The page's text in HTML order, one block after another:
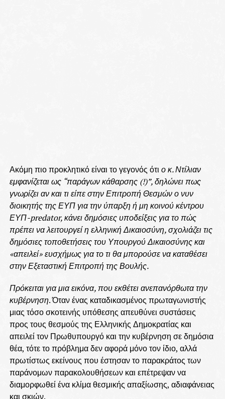
Ακόμη πιο προκλητικό είναι το γεγονός ότι ο κ. Ντίλιαν
εμφανίζεται ως “παράγων κάθαρσης (!)”, δηλώνει πως
γνωρίζει αν και τι είπε στην Επιτροπή Θεσμών ο νυν
διοικητής της ΕΥΠ για την ύπαρξη ή μη κοινού κέντρου
ΕΥΠ-predator, κάνει δημόσιες υποδείξεις για το πώς
πρέπει να λειτουργεί η ελληνική Δικαιοσύνη, σχολιάζει τις
δημόσιες τοποθετήσεις του Υπουργού Δικαιοσύνης και
«απειλεί» ευσχήμως για το τι θα μπορούσε να καταθέσει
στην Εξεταστική Επιτροπή της Βουλής.
Πρόκειται για μια εικόνα, που εκθέτει ανεπανόρθωτα την
κυβέρνηση. Όταν ένας καταδικασμένος πρωταγωνιστής
μιας τόσο σκοτεινής υπόθεσης απευθύνει συστάσεις
προς τους θεσμούς της Ελληνικής Δημοκρατίας και
απειλεί τον Πρωθυπουργό και την κυβέρνηση σε δημόσια
θέα, τότε το πρόβλημα δεν αφορά μόνο τον ίδιο, αλλά
πρωτίστως εκείνους που έστησαν το παρακράτος των
παράνομων παρακολουθήσεων και επέτρεψαν να
διαμορφωθεί ένα κλίμα θεσμικής απαξίωσης, αδιαφάνειας
και σκιών.